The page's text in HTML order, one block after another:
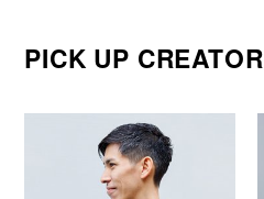
PICK UP CREATOR